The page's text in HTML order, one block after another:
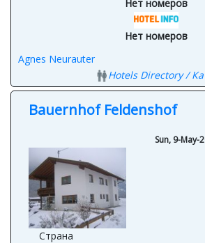
Нет номеров
Hotels Directory /